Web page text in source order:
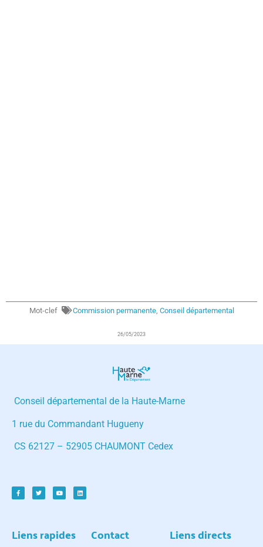
Mot-clef Commission permanente, Conseil départemental
26/05/2023
Conseil départemental de la Haute-Marne
1 rue du Commandant Hugueny
CS 62127 – 52905 CHAUMONT Cedex
Liens rapides Contact Liens directs